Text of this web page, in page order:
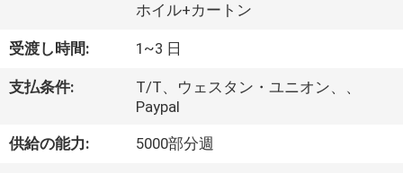
て
場
ホイル+カートン
受渡し時間: 1~3 日
支払条件:
T/T、ウェスタン・ユニオン、、
Paypal
供給の能力: 5000部分週